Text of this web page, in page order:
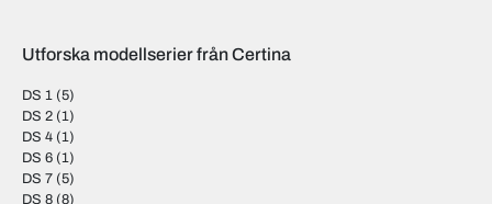
Utforska modellserier från Certina
DS 1 (5)
DS 2 (1)
DS 4 (1)
DS 6 (1)
DS 7 (5)
DS 8 (8)